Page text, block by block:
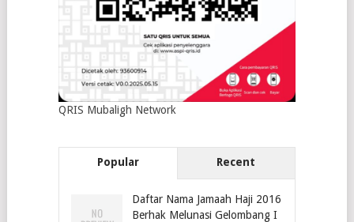
QRIS Mubaligh Network
Popular Recent
Daftar Nama Jamaah Haji 2016
Berhak Melunasi Gelombang I